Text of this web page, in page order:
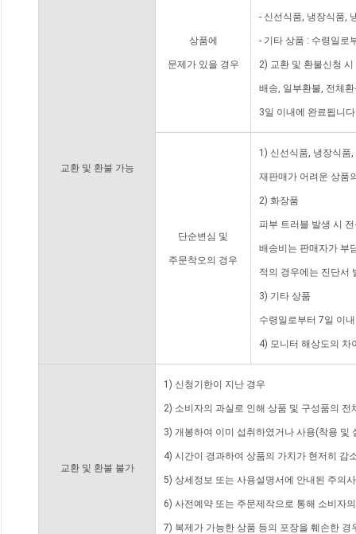
교환 및 환불 가능
상품에
문제가 있을 경우
- 신선식품, 냉장식품,
- 기타 상품 : 수령일로
2) 교환 및 환불신청
배송, 일부환불, 전체
3일 이내에 완료됩니
단순변심 및
주문착오의 경우
1) 신선식품, 냉장식품
재판매가 어려운 상품
2) 화장품
피부 트러블 발생 시
배송비는 판매자가 부
적의 경우에는 진단서
3) 기타 상품
수령일로부터 7일 이
4) 모니터 해상도의 차
교환 및 환불 불가
1) 신청기한이 지난 경우
2) 소비자의 과실로 인해 상품 및 구성품의
3) 개봉하여 이미 섭취하였거나 사용(착용 및
4) 시간이 경과하여 상품의 가치가 현저히 감
5) 상세정보 또는 사용설명서에 안내된 주의
6) 사전예약 또는 주문제작으로 통해 소비자
7) 복제가 가능한 상품 등의 포장을 훼손한 경